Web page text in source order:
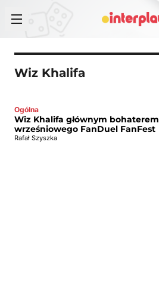
Wiz Khalifa
Ogólna
Wiz Khalifa głównym bohaterem
wrześniowego FanDuel FanFest
Rafał Szyszka